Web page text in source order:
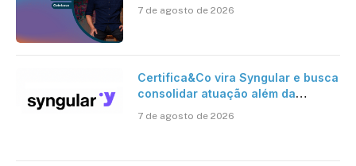
7 de agosto de 2026
Certifica&Co vira Syngular e busca
consolidar atuação além da
7 de agosto de 2026